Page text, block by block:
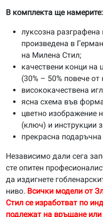
В комплекта ще намерите:
луксозна
произведена в
на Милена Стил;
качествени конци на
(30% – 50% повече
висококачествена
ясна схема във
цветно изображение
(ключ) и инструкции
прекрасна
Независимо дали сега
сте опитен
да издигнете
ниво. Всички модели от
Стил се изработват по
подлежат на връщане